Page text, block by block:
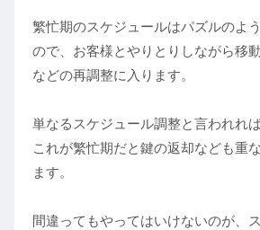
繁忙期のスケジュールはパズルのよ
ので、お客様とやりとりしながら移
などの再調整に入ります。
単なるスケジュール調整と言われれ
これが繁忙期だと鍵の返却なども重
ます。
間違ってもやってはいけないのが、